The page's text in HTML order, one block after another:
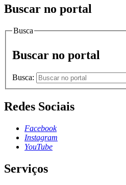
Buscar no portal
Busca
Buscar no portal
Busca:
Redes Sociais
Facebook
Instagram
YouTube
Serviços